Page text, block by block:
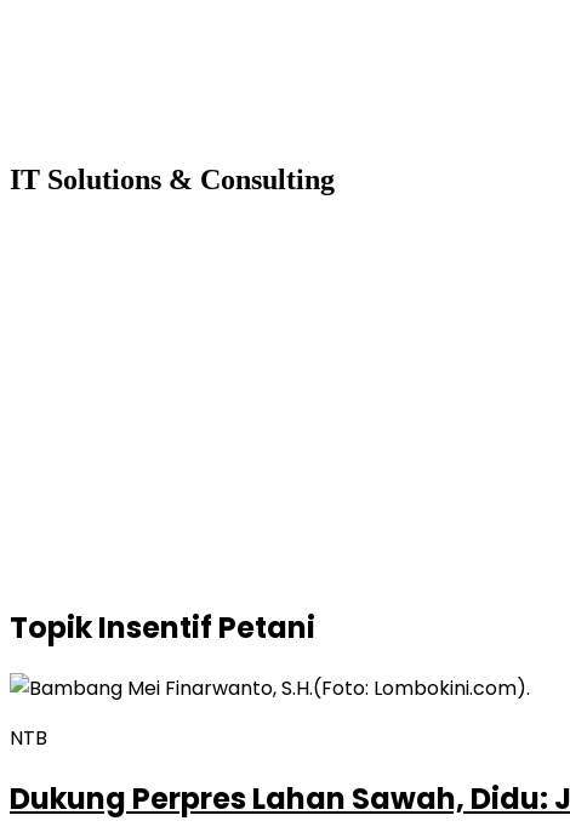
IT Solutions & Consulting
TopikInsentif Petani
NTB
Dukung Perpres Lahan Sawah,